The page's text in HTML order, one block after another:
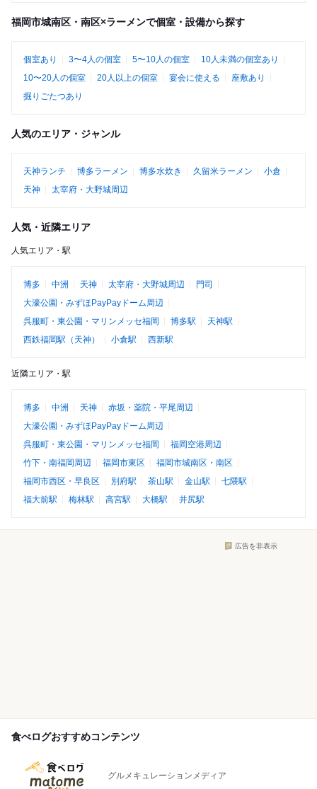
福岡市城南区・南区×ラーメンで個室・設備から探す
個室あり 3〜4人の個室 5〜10人の個室
10人未満の個室あり
10〜20人の個室
20人以上の個室 宴会に使える
座敷あり
掘りごたつあり
人気のエリア・ジャンル
天神ランチ 博多ラーメン 博多水炊き 久留米ラーメン
小倉
天神
太宰府・大野城周辺
人気・近隣エリア
人気エリア・駅
博多 中洲 天神 太宰府・大野城周辺
門司
大濠公園・みずほPayPayドーム周辺
呉服町・東公園・マリンメッセ福岡
博多駅
天神駅
西鉄福岡駅（天神）
小倉駅 西新駅
近隣エリア・駅
博多 中洲 天神
赤坂・薬院・平尾周辺
大濠公園・みずほPayPayドーム周辺
呉服町・東公園・マリンメッセ福岡
福岡空港周辺
竹下・南福岡周辺
福岡市東区
福岡市城南区・南区
福岡市西区・早良区
別府駅 茶山駅 金山駅
七隈駅
福大前駅
梅林駅 高宮駅 大橋駅 井尻駅
広告を非表示
食べログおすすめコンテンツ
グルメキュレーションメディア